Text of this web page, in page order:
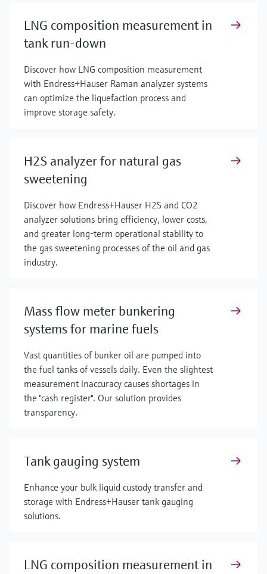
LNG composition measurement in
tank run-down
Discover how LNG composition measurement
with Endress+Hauser Raman analyzer systems
can optimize the liquefaction process and
improve storage safety.
H2S analyzer for natural gas
sweetening
Discover how Endress+Hauser H2S and CO2
analyzer solutions bring efficiency, lower costs,
and greater long-term operational stability to
the gas sweetening processes of the oil and gas
industry.
Mass flow meter bunkering
systems for marine fuels
Vast quantities of bunker oil are pumped into
the fuel tanks of vessels daily. Even the slightest
measurement inaccuracy causes shortages in
the "cash register". Our solution provides
transparency.
Tank gauging system
Enhance your bulk liquid custody transfer and
storage with Endress+Hauser tank gauging
solutions.
LNG composition measurement in